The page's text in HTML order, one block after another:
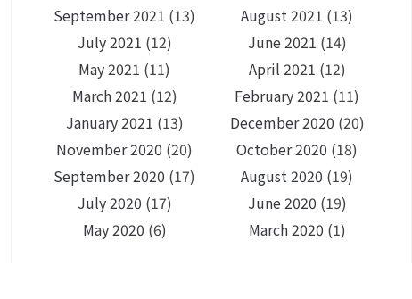
September 2021 (13) August 2021 (13)
July 2021 (12) June 2021 (14)
May 2021 (11) April 2021 (12)
March 2021 (12) February 2021 (11)
January 2021 (13) December 2020 (20)
November 2020 (20) October 2020 (18)
September 2020 (17) August 2020 (19)
July 2020 (17) June 2020 (19)
May 2020 (6) March 2020 (1)